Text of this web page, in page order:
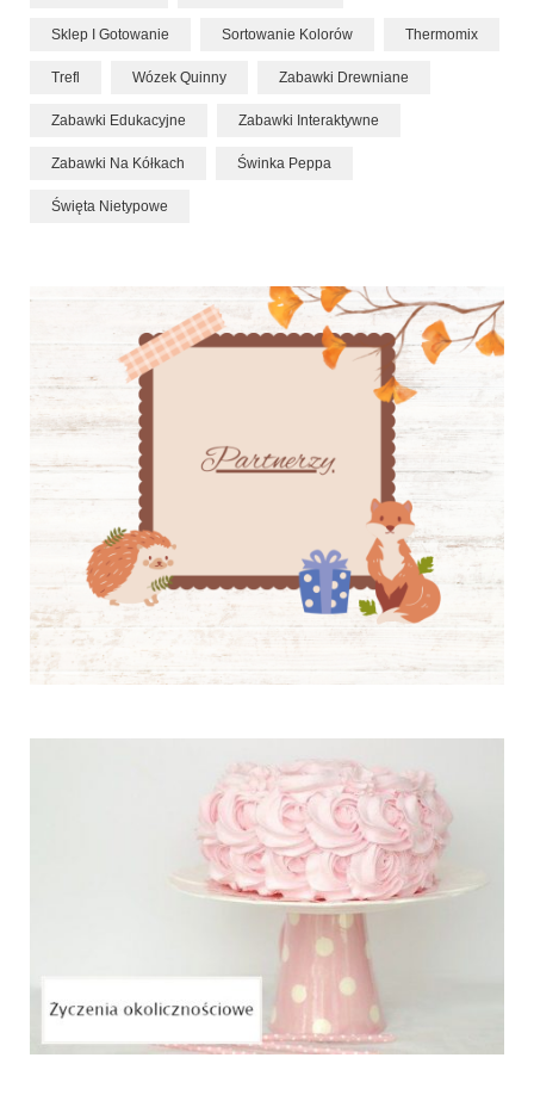
Sklep I Gotowanie Sortowanie Kolorów Thermomix
Trefl Wózek Quinny Zabawki Drewniane
Zabawki Edukacyjne Zabawki Interaktywne
Zabawki Na Kółkach Świnka Peppa
Święta Nietypowe